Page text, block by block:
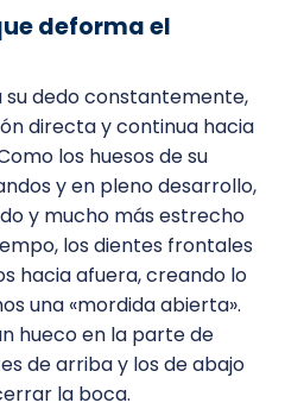
deforma el
su dedo constantemente,
directa y continua hacia
los huesos de su
y en pleno desarrollo,
y mucho más estrecho
los dientes frontales
hacia afuera, creando lo
una «mordida abierta».
hueco en la parte de
de arriba y los de abajo
la boca.